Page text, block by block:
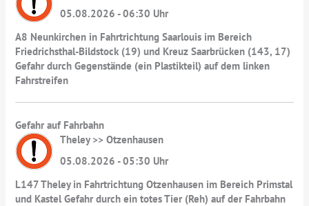
05.08.2026 - 06:30 Uhr
A8 Neunkirchen in Fahrtrichtung Saarlouis im Bereich
Friedrichsthal-Bildstock (19) und Kreuz Saarbrücken (143, 17)
Gefahr durch Gegenstände (ein Plastikteil) auf dem linken
Fahrstreifen
Gefahr auf Fahrbahn
Theley >> Otzenhausen
05.08.2026 - 05:30 Uhr
L147 Theley in Fahrtrichtung Otzenhausen im Bereich Primstal
und Kastel Gefahr durch ein totes Tier (Reh) auf der Fahrbahn